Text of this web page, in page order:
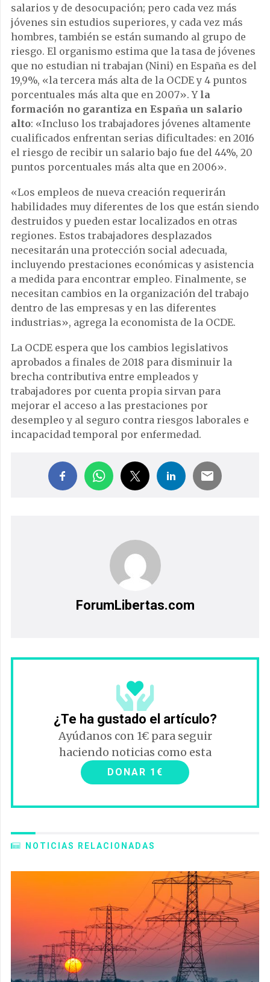
salarios y de desocupación; pero cada vez más
jóvenes sin estudios superiores, y cada vez más
hombres, también se están sumando al grupo de
riesgo. El organismo estima que la tasa de jóvenes
que no estudian ni trabajan (Nini) en España es del
19,9%, «la tercera más alta de la OCDE y 4 puntos
porcentuales más alta que en 2007». Yla
formación no garantiza en España un salario
alto: «Incluso los trabajadores jóvenes altamente
cualificados enfrentan serias dificultades: en 2016
el riesgo de recibir un salario bajo fue del 44%, 20
puntos porcentuales más alta que en 2006».
«Los empleos de nueva creación requerirán
habilidades muy diferentes de los que están siendo
destruidos y pueden estar localizados en otras
regiones. Estos trabajadores desplazados
necesitarán una protección social adecuada,
incluyendo prestaciones económicas y asistencia
a medida para encontrar empleo. Finalmente, se
necesitan cambios en la organización del trabajo
dentro de las empresas y en las diferentes
industrias», agrega la economista de la OCDE.
La OCDE espera que los cambios legislativos
aprobados a finales de 2018 para disminuir la
brecha contributiva entre empleados y
trabajadores por cuenta propia sirvan para
mejorar el acceso a las prestaciones por
desempleo y al seguro contra riesgos laborales e
incapacidad temporal por enfermedad.
ForumLibertas.com
¿Te ha gustado el artículo?
Ayúdanos con 1€ para seguir
haciendo noticias como esta
DONAR 1€
NOTICIAS RELACIONADAS